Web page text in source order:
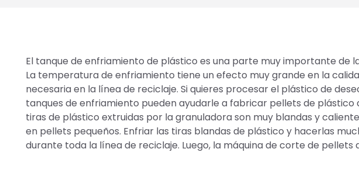
El tanque de enfriamiento de plástico es una parte muy importante de
La temperatura de enfriamiento tiene un efecto muy grande en la
necesaria en la línea de reciclaje. Si quieres procesar el plástico de
tanques de enfriamiento pueden ayudarle a fabricar pellets de plástico
tiras de plástico extruidas por la granuladora son muy blandas y
en pellets pequeños. Enfriar las tiras blandas de plástico y hacerlas
durante toda la línea de reciclaje. Luego, la máquina de corte de